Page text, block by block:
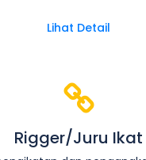
Lihat Detail
Rigger/Juru Ikat